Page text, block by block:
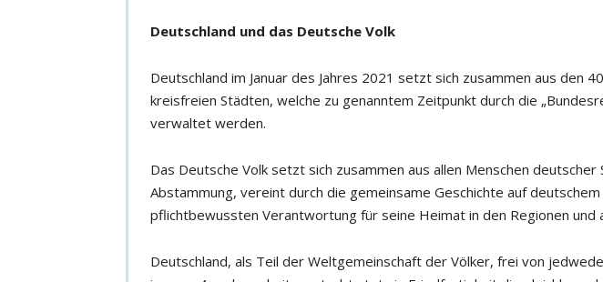
Deutschland und das Deutsche Volk
Deutschland im Januar des Jahres 2021 setzt sich zusammen aus den
kreisfreien Städten, welche zu genanntem Zeitpunkt durch die
verwaltet werden.
Das Deutsche Volk setzt sich zusammen aus allen Menschen deutscher
Abstammung, vereint durch die gemeinsame Geschichte auf
pflichtbewussten Verantwortung für seine Heimat in den Regionen und
Deutschland, als Teil der Weltgemeinschaft der Völker, frei von